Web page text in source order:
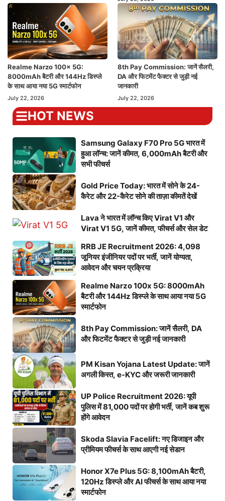
Realme Narzo 100x 5G:
8000mAh बैटरी और 144Hz डिस्प्ले
के साथ आया नया 5G स्मार्टफोन
July 22, 2026
8th Pay Commission: जानें सैलरी,
DA और फिटमेंट फैक्टर से जुड़ी नई
जानकारी
July 22, 2026
HOT NEWS
Samsung Galaxy F70 Pro 5G भारत में
हुआ लॉन्च: जानें कीमत, 6,000mAh बैटरी और
सभी फीचर्स
Gold Price Today: भारत में सोने के 24-
कैरेट और 22-कैरेट सोने की ताज़ा कीमतें देखें
Lava ने भारत में लॉन्च किए Virat V1 और
Virat V1 5G, जानें कीमत, फीचर्स और सेल डेट
RRB JE Recruitment 2026: 4,098
जूनियर इंजीनियर पदों पर भर्ती, जानें योग्यता,
आवेदन और चयन प्रक्रिया
Realme Narzo 100x 5G: 8000mAh
बैटरी और 144Hz डिस्प्ले के साथ आया नया 5G
स्मार्टफोन
8th Pay Commission: जानें सैलरी, DA
और फिटमेंट फैक्टर से जुड़ी नई जानकारी
PM Kisan Yojana Latest Update: जानें
अगली किस्त, e-KYC और जरूरी जानकारी
UP Police Recruitment 2026: यूपी
पुलिस में 81,000 पदों पर होगी भर्ती, जानें कब शुरू
होंगे आवेदन
Skoda Slavia Facelift: नए डिजाइन और
प्रीमियम फीचर्स के साथ आएगी नई सेडान
Honor X7e Plus 5G: 8,100mAh बैटरी,
120Hz डिस्प्ले और AI फीचर्स के साथ आया नया
स्मार्टफोन